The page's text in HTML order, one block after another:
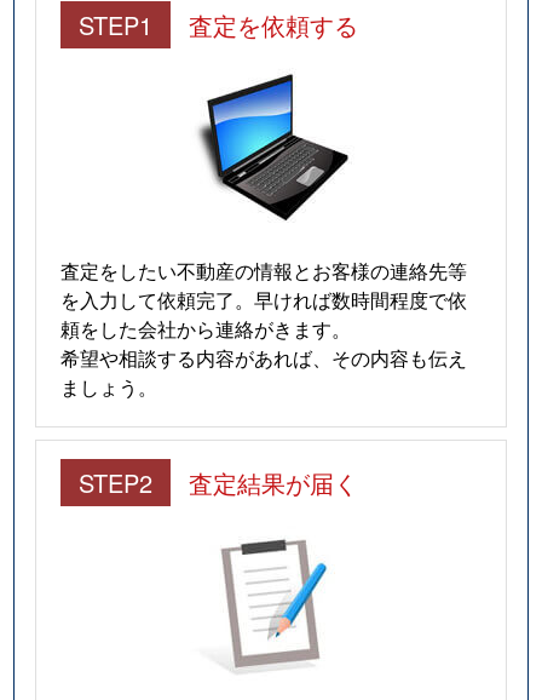
STEP1 査定を依頼する
査定をしたい不動産の情報とお客様の連絡先等
を入力して依頼完了。早ければ数時間程度で依
頼をした会社から連絡がきます。
希望や相談する内容があれば、その内容も伝え
ましょう。
STEP2 査定結果が届く